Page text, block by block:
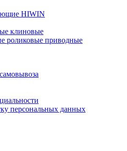
HIWIN
клиновые
роликовые приводные
персональных данных